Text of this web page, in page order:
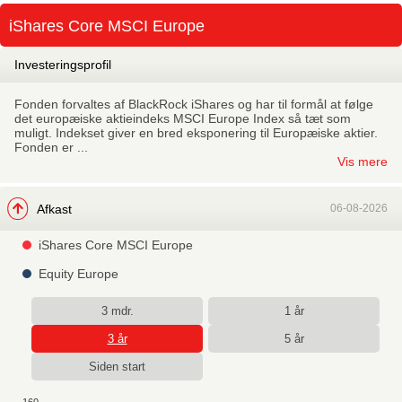
Skip
main
iShares Core MSCI Europe
Investeringsprofil
Fonden forvaltes af BlackRock iShares og har til formål at følge
det europæiske aktieindeks MSCI Europe Index så tæt som
muligt. Indekset giver en bred eksponering til Europæiske aktier.
Fonden er ...
Vis mere
Afkast 06-08-2026
iShares Core MSCI Europe
Equity Europe
3 mdr. 1 år
3 år 5 år
Siden start